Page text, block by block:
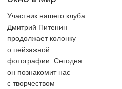
Участник нашего клуба
Дмитрий Питенин
продолжает колонку
о пейзажной
фотографии. Сегодня
он познакомит нас
с творчеством